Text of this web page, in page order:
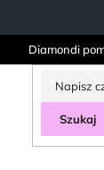
Diamondi
Szukaj